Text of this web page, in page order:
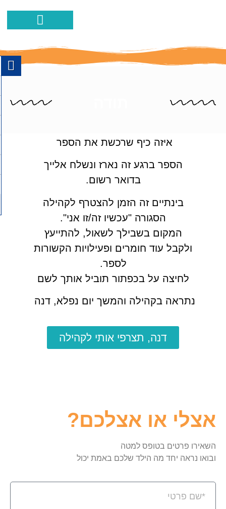
איזה כיף שרכשת את הספר
הספר ברגע זה נארז ונשלח אלייך
בדואר רשום.
בינתיים זה הזמן להצטרף לקהילה
הסגורה "עכשיו זה/זו אני".
המקום בשבילך לשאול, להתייעץ
ולקבל עוד חומרים ופעילויות הקשורות
לספר.
לחיצה על בכפתור תוביל אותך לשם
נתראה בקהילה והמשך יום נפלא, דנה
דנה, תצרפי אותי לקהילה
אצלי או אצלכם?
השאירו פרטים בטופס למטה
ובואו נראה יחד מה הילד שלכם באמת יכול